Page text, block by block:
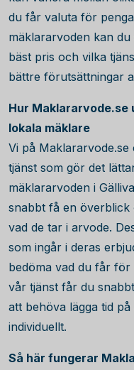
du får valuta för
mäklararvoden kan
bäst pris och vilka
bättre förutsättningar
Hur
lokala mäklare
Vi på
tjänst som gör det
mäklararvoden i
snabbt få en
vad de tar i arvode.
som ingår i deras
bedöma vad du får för
vår tjänst får du
att behöva lägga tid
individuellt.
Så här fungerar